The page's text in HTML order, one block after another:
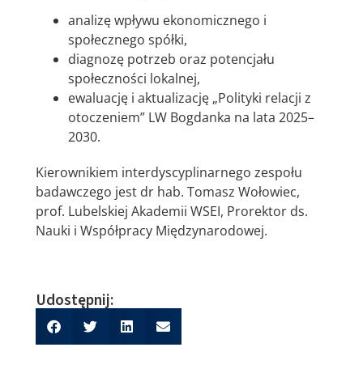
analizę wpływu ekonomicznego i
społecznego spółki,
diagnozę potrzeb oraz potencjału
społeczności lokalnej,
ewaluację i aktualizację „Polityki relacji z
otoczeniem” LW Bogdanka na lata 2025–
2030.
Kierownikiem interdyscyplinarnego zespołu
badawczego jest dr hab. Tomasz Wołowiec,
prof. Lubelskiej Akademii WSEI, Prorektor ds.
Nauki i Współpracy Międzynarodowej.
Udostępnij: